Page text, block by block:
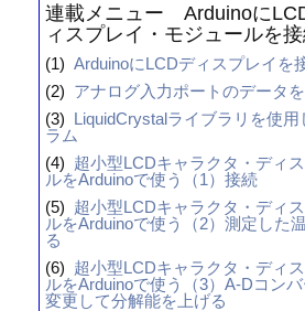
連載メニュー Arduinoに
ィスプレイ・モジュールを
(1) ArduinoにLCDディスプレイを
(2) アナログ入力ポートのデータ
(3)
LiquidCrystalライブラリを使
ラム
(4) 超小型LCDキャラクタ・ディ
ルをArduinoで使う（1）接続
(5) 超小型LCDキャラクタ・ディ
ルをArduinoで使う（2）測定した
る
(6) 超小型LCDキャラクタ・ディ
ルをArduinoで使う（3）A-Dコン
変更して分解能を上げる